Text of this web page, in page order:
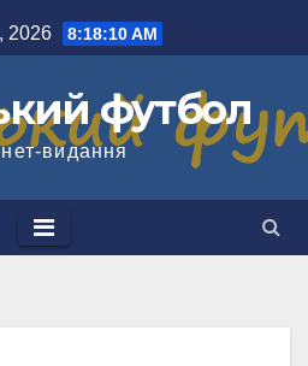
2026 8:18:10 AM
футбол
видання